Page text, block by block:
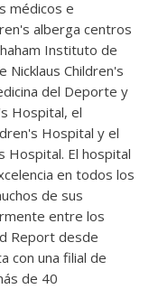
médicos e
alberga centros
Instituto de
Nicklaus Children's
del Deporte y
Hospital, el
Hospital y el
Hospital. El hospital
en todos los
de sus
entre los
Report desde
con una filial de
de 40